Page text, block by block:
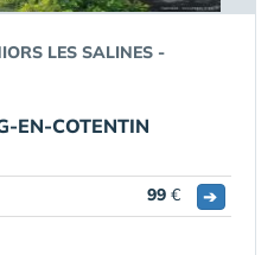
LES SALINES -
EN-COTENTIN
99 € ➔